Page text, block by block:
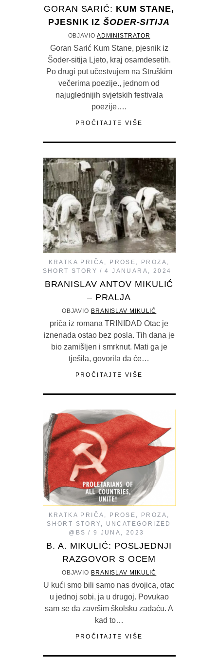
GORAN SARIĆ: KUM STANE,
PJESNIK IZ ŠODER-SITIJA
OBJAVIO ADMINISTRATOR
Goran Sarić Kum Stane, pjesnik iz
Šoder-sitija Ljeto, kraj osamdesetih.
Po drugi put učestvujem na Struškim
večerima poezije., jednom od
najuglednijih svjetskih festivala
poezije….
PROČITAJTE VIŠE
KRATKA PRIČA PROSE PROZA
SHORT STORY
4 JANUARA, 2024
BRANISLAV ANTOV MIKULIĆ
– PRALJA
OBJAVIO BRANISLAV MIKULIĆ
priča iz romana TRINIDAD Otac je
iznenada ostao bez posla. Tih dana je
bio zamišljen i smrknut. Mati ga je
tješila, govorila da će…
PROČITAJTE VIŠE
KRATKA PRIČA PROSE PROZA
SHORT STORY
UNCATEGORIZED
@BS
9 JUNA, 2023
B. A. MIKULIĆ: POSLJEDNJI
RAZGOVOR S OCEM
OBJAVIO BRANISLAV MIKULIĆ
U kući smo bili samo nas dvojica, otac
u jednoj sobi, ja u drugoj. Povukao
sam se da završim školsku zadaću. A
kad to…
PROČITAJTE VIŠE